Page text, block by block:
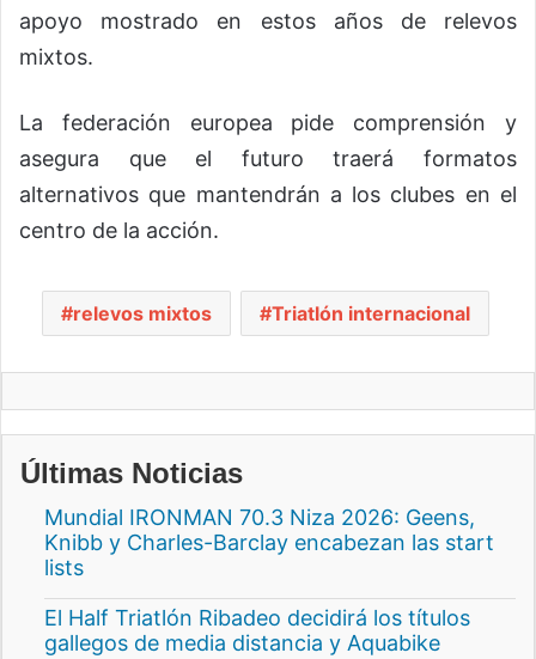
apoyo mostrado en estos años de relevos
mixtos.
La federación europea pide comprensión y
asegura que el futuro traerá formatos
alternativos que mantendrán a los clubes en el
centro de la acción.
relevos mixtos Triatlón internacional
Últimas Noticias
Mundial IRONMAN 70.3 Niza 2026: Geens,
Knibb y Charles-Barclay encabezan las start
lists
El Half Triatlón Ribadeo decidirá los títulos
gallegos de media distancia y Aquabike